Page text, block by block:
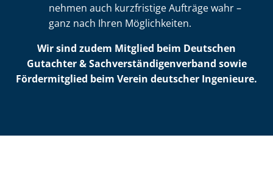
nehmen auch kurzfristige Aufträge wahr –
ganz nach Ihren Möglichkeiten.
Wir sind zudem Mitglied beim Deutschen
Gutachter & Sach­ver­stän­di­gen­ver­band sowie
Fördermitglied beim Verein deutscher Ingenieure.